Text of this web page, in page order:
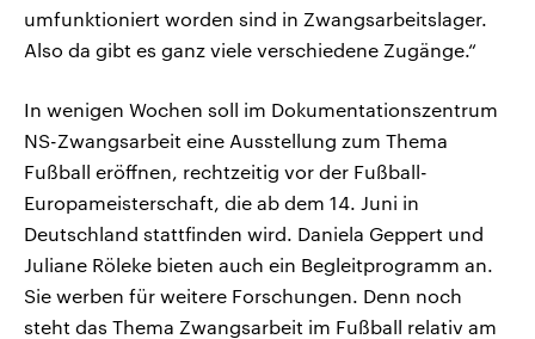
umfunktioniert worden sind in Zwangsarbeitslager.
Also da gibt es ganz viele verschiedene Zugänge.“
In wenigen Wochen soll im Dokumentationszentrum
NS-Zwangsarbeit eine Ausstellung zum Thema
Fußball eröffnen, rechtzeitig vor der Fußball-
Europameisterschaft, die ab dem 14. Juni in
Deutschland stattfinden wird. Daniela Geppert und
Juliane Röleke bieten auch ein Begleitprogramm an.
Sie werben für weitere Forschungen. Denn noch
steht das Thema Zwangsarbeit im Fußball relativ am